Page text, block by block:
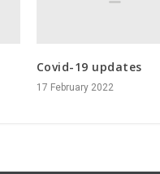
Covid-19 updates
17 February 2022